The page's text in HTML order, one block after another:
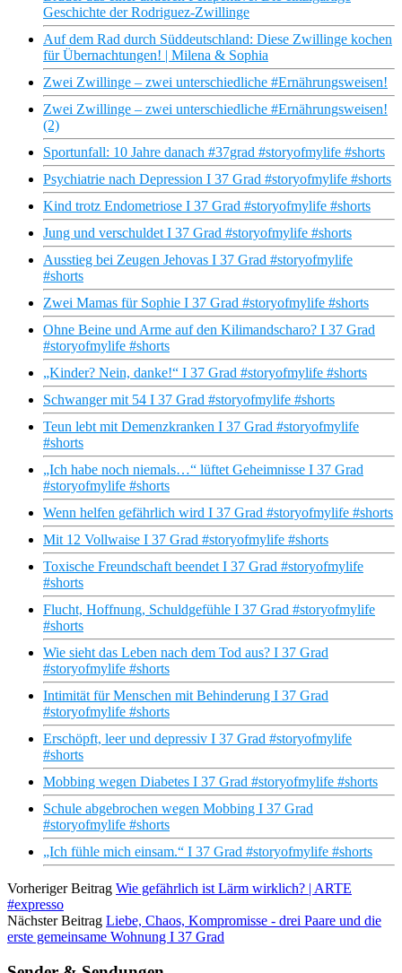
Geschichte der Rodriguez-Zwillinge
Auf dem Rad durch Süddeutschland: Diese Zwillinge kochen
für Übernachtungen! | Milena & Sophia
Zwei Zwillinge – zwei unterschiedliche #Ernährungsweisen!
Zwei Zwillinge – zwei unterschiedliche #Ernährungsweisen!
(2)
Sportunfall: 10 Jahre danach #37grad #storyofmylife #shorts
Psychiatrie nach Depression I 37 Grad #storyofmylife #shorts
Kind trotz Endometriose I 37 Grad #storyofmylife #shorts
Jung und verschuldet I 37 Grad #storyofmylife #shorts
Ausstieg bei Zeugen Jehovas I 37 Grad #storyofmylife
#shorts
Zwei Mamas für Sophie I 37 Grad #storyofmylife #shorts
Ohne Beine und Arme auf den Kilimandscharo? I 37 Grad
#storyofmylife #shorts
„Kinder? Nein, danke!“ I 37 Grad #storyofmylife #shorts
Schwanger mit 54 I 37 Grad #storyofmylife #shorts
Teun lebt mit Demenzkranken I 37 Grad #storyofmylife
#shorts
„Ich habe noch niemals…“ lüftet Geheimnisse I 37 Grad
#storyofmylife #shorts
Wenn helfen gefährlich wird I 37 Grad #storyofmylife #shorts
Mit 12 Vollwaise I 37 Grad #storyofmylife #shorts
Toxische Freundschaft beendet I 37 Grad #storyofmylife
#shorts
Flucht, Hoffnung, Schuldgefühle I 37 Grad #storyofmylife
#shorts
Wie sieht das Leben nach dem Tod aus? I 37 Grad
#storyofmylife #shorts
Intimität für Menschen mit Behinderung I 37 Grad
#storyofmylife #shorts
Erschöpft, leer und depressiv I 37 Grad #storyofmylife
#shorts
Mobbing wegen Diabetes I 37 Grad #storyofmylife #shorts
Schule abgebrochen wegen Mobbing I 37 Grad
#storyofmylife #shorts
„Ich fühle mich einsam.“ I 37 Grad #storyofmylife #shorts
Vorheriger Beitrag Wie gefährlich ist Lärm wirklich? | ARTE
#expresso
Nächster Beitrag Liebe, Chaos, Kompromisse - drei Paare und die
erste gemeinsame Wohnung I 37 Grad